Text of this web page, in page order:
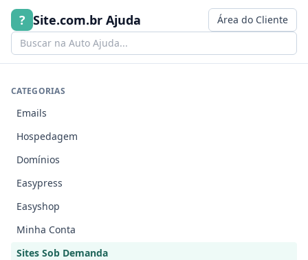
Ir para o conteúdo
? Site.com.br Ajuda Área do Cliente
CATEGORIAS
Emails
Hospedagem
Domínios
Easypress
Easyshop
Minha Conta
Sites Sob Demanda